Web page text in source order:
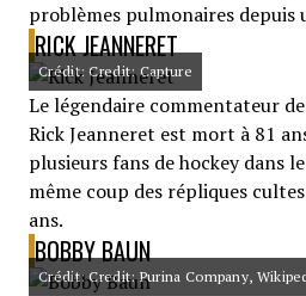
problèmes pulmonaires depuis
RICK JEANNERET
Crédit: Credit: Capture
Le légendaire commentateur
Rick Jeanneret est mort à 81
plusieurs fans de hockey dans
même coup des répliques
ans.
BOBBY BAUN
Crédit: Credit: Purina Company,